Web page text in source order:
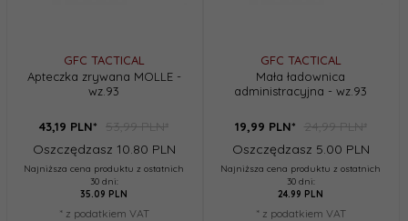
GFC TACTICAL
Apteczka zrywana MOLLE -
wz.93
43,19 PLN*
53,99 PLN*
Oszczędzasz 10.80 PLN
Najniższa cena produktu z ostatnich
30 dni:
35.09 PLN
* z podatkiem VAT
GFC TACTICAL
Mała ładownica
administracyjna - wz.93
19,99 PLN*
24,99 PLN*
Oszczędzasz 5.00 PLN
Najniższa cena produktu z ostatnich
30 dni:
24.99 PLN
* z podatkiem VAT